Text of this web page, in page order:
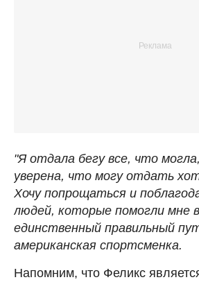
"Я отдала бегу все, что
уверена, что могу отдать
Хочу попрощаться и
людей, которые помогли мне
единственный правильный
американская спортсменка.
Напомним, что Феликс